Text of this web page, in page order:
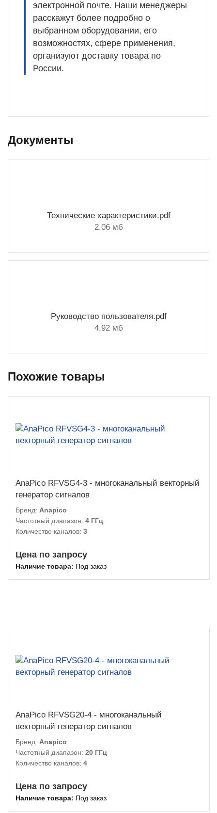
электронной почте. Наши менеджеры
расскажут более подробно о
выбранном оборудовании, его
возможностях, сфере применения,
организуют доставку товара по
России.
Документы
Технические характеристики.pdf
2.06 мб
Руководство пользователя.pdf
4.92 мб
Похожие товары
AnaPico RFVSG4-3 - многоканальный векторный
генератор сигналов
Бренд: Anapico
Частотный диапазон: 4 ГГц
Количество каналов: 3
Цена по запросу
Наличие товара: Под заказ
AnaPico RFVSG20-4 - многоканальный
векторный генератор сигналов
Бренд: Anapico
Частотный диапазон: 20 ГГц
Количество каналов: 4
Цена по запросу
Наличие товара: Под заказ